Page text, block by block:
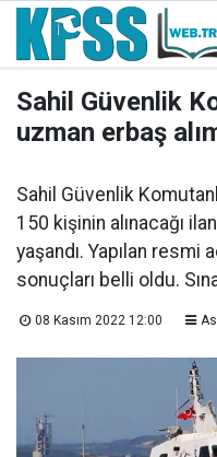
Sahil Güvenlik
uzman erbaş
Sahil Güvenlik
150 kişinin alınacağı
yaşandı. Yapılan resmi
sonuçları belli oldu.
08 Kasım 2022 12:00